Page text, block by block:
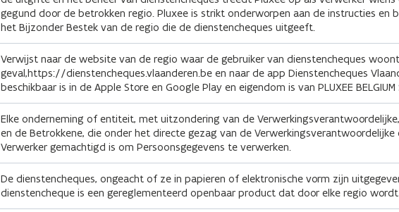
gegund door de betrokken regio. Pluxee is strikt onderworpen aan de instructies en
het Bijzonder Bestek van de regio die de dienstencheques uitgeeft.
Verwijst naar de website van de regio waar de gebruiker van dienstencheques
geval,https://dienstencheques.vlaanderen.be en naar de app Dienstencheques
beschikbaar is in de Apple Store en Google Play en eigendom is van PLUXEE BELGIUM
Elke onderneming of entiteit, met uitzondering van de
en de Betrokkene, die onder het directe gezag van de
Verwerker gemachtigd is om Persoonsgegevens te verwerken.
De dienstencheques, ongeacht of ze in papieren of elektronische vorm zijn
dienstencheque is een gereglementeerd openbaar product dat door elke regio